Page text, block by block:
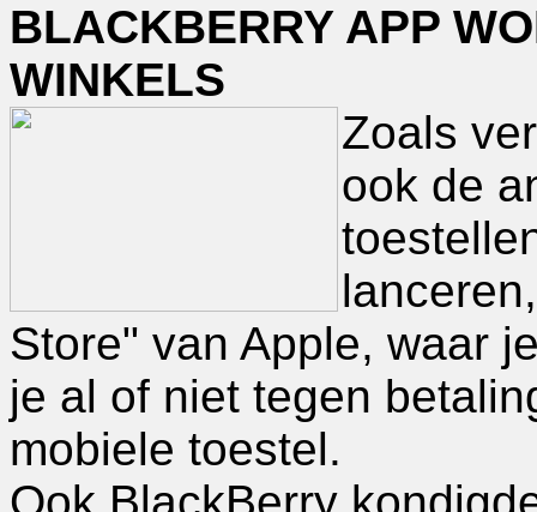
BLACKBERRY APP
WINKELS
Zoals
ook de
Store" van Apple, waar
je al of niet tegen
mobiele toestel.